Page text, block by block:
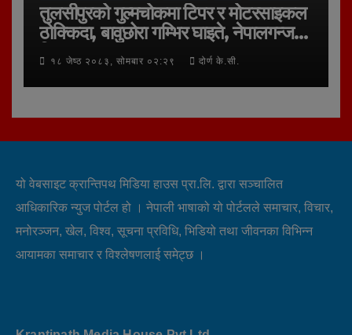
तुलसीपुरको गुल्मचोकमा टिपर र मोटरसाइकल
ठोक्किदा, बावुछोरा गम्भिर घाइते, नेपालगन्ज
रिफर
१८ जेष्ठ २०८३, सोमबार ०२:२९ दोर्ण के.सी.
यो वेबसाइट क्रान्तिपथ मिडिया हाउस प्रा.लि. द्वारा सञ्चालित
आधिकारिक न्युज पोर्टल हो । नेपाली भाषाको यो पोर्टलले समाचार, विचार,
मनोरञ्जन, खेल, विश्व, सूचना प्रविधि, भिडियो तथा जीवनका विभिन्न
आयामका समाचार र विश्लेषणलाई समेट्छ ।